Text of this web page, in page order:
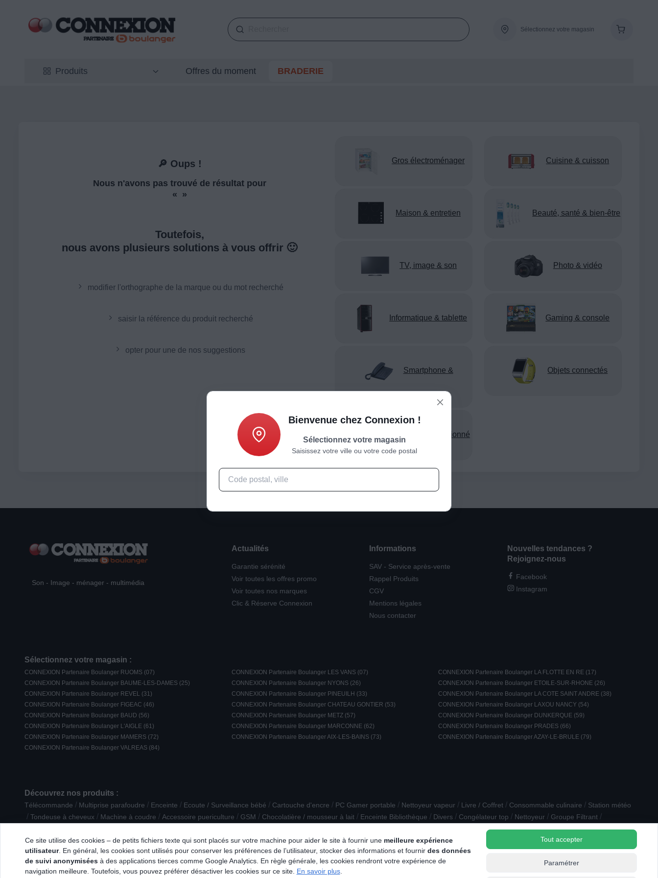
Sélectionnez votre magasin
Produits Offres du moment BRADERIE
🔎 Oups !
Nous n'avons pas trouvé de résultat pour
« »
Toutefois,
nous avons plusieurs solutions à vous offrir 🙂
modifier l'orthographe de la marque ou du mot recherché
saisir la référence du produit recherché
opter pour une de nos suggestions
Gros électroménager Cuisine & cuisson
Maison & entretien Beauté, santé & bien-être
TV, image & son Photo & vidéo
Informatique & tablette Gaming & console
Smartphone & Objets connectés
Appareil reconditionné
Ce site utilise des cookies – de petits fichiers texte qui sont placés sur votre machine pour aider le site à fournir une meilleure expérience
utilisateur. En général, les cookies sont utilisés pour conserver les préférences de l’utilisateur, stocker des informations et fournir des données
de suivi anonymiséesà des applications tierces comme Google Analytics. En règle générale, les cookies rendront votre expérience de
navigation meilleure. Toutefois, vous pouvez préférer désactiver les cookies sur ce site. En savoir plus.
Tout accepter
Paramétrer
Son - Image - ménager - multimédia
Actualités
Garantie sérénité
Voir toutes les offres promo
Voir toutes nos marques
Clic & Réserve Connexion
Informations
SAV - Service après-vente
Rappel Produits
CGV
Mentions légales
Nous contacter
Nouvelles tendances ?
Rejoignez-nous
Facebook
Instagram
Sélectionnez votre magasin :
CONNEXION Partenaire Boulanger RUOMS (07) CONNEXION Partenaire Boulanger LES VANS (07)
CONNEXION Partenaire Boulanger LA FLOTTE EN RE (17)
CONNEXION Partenaire Boulanger BAUME-LES-DAMES (25)
CONNEXION Partenaire Boulanger NYONS (26)
CONNEXION Partenaire Boulanger ETOILE-SUR-RHONE (26)
CONNEXION Partenaire Boulanger REVEL (31)
CONNEXION Partenaire Boulanger PINEUILH (33)
CONNEXION Partenaire Boulanger LA COTE SAINT ANDRE (38)
CONNEXION Partenaire Boulanger FIGEAC (46)
CONNEXION Partenaire Boulanger CHATEAU GONTIER (53)
CONNEXION Partenaire Boulanger LAXOU NANCY (54)
CONNEXION Partenaire Boulanger BAUD (56)
CONNEXION Partenaire Boulanger METZ (57)
CONNEXION Partenaire Boulanger DUNKERQUE (59)
CONNEXION Partenaire Boulanger L'AIGLE (61)
CONNEXION Partenaire Boulanger MARCONNE (62)
CONNEXION Partenaire Boulanger PRADES (66)
CONNEXION Partenaire Boulanger MAMERS (72)
CONNEXION Partenaire Boulanger AIX-LES-BAINS (73)
CONNEXION Partenaire Boulanger AZAY-LE-BRULE (79)
CONNEXION Partenaire Boulanger VALREAS (84)
Découvrez nos produits :
Télécommande / Multiprise parafoudre / Enceinte / Ecoute / Surveillance bébé / Cartouche d'encre / PC Gamer portable / Nettoyeur vapeur / Livre / Coffret / Consommable culinaire / Station météo
/ Tondeuse à cheveux / Machine à coudre / Accessoire puericulture / GSM / Chocolatière / mousseur à lait / Enceinte Bibliothèque / Divers / Congélateur top / Nettoyeur / Groupe Filtrant /
Cuisinière mixte / Prise / Rallonge
Bienvenue chez Connexion !
Sélectionnez votre magasin
Saisissez votre ville ou votre code postal